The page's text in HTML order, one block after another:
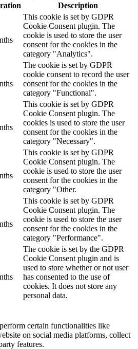
Description
This cookie is set by GDPR
Cookie Consent plugin. The
cookie is used to store the user
consent for the cookies in the
category "Analytics".
The cookie is set by GDPR
cookie consent to record the user
consent for the cookies in the
category "Functional".
This cookie is set by GDPR
Cookie Consent plugin. The
cookies is used to store the user
consent for the cookies in the
category "Necessary".
This cookie is set by GDPR
Cookie Consent plugin. The
cookie is used to store the user
consent for the cookies in the
category "Other.
This cookie is set by GDPR
Cookie Consent plugin. The
cookie is used to store the user
consent for the cookies in the
category "Performance".
The cookie is set by the GDPR
Cookie Consent plugin and is
used to store whether or not user
has consented to the use of
cookies. It does not store any
personal data.
certain functionalities like
on social media platforms, collect
features.